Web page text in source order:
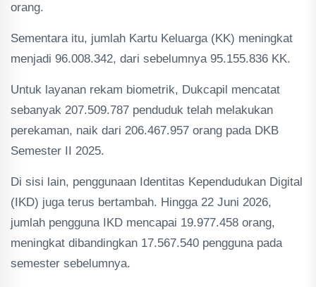
orang.
Sementara itu, jumlah Kartu Keluarga (KK) meningkat
menjadi 96.008.342, dari sebelumnya 95.155.836 KK.
Untuk layanan rekam biometrik, Dukcapil mencatat
sebanyak 207.509.787 penduduk telah melakukan
perekaman, naik dari 206.467.957 orang pada DKB
Semester II 2025.
Di sisi lain, penggunaan Identitas Kependudukan Digital
(IKD) juga terus bertambah. Hingga 22 Juni 2026,
jumlah pengguna IKD mencapai 19.977.458 orang,
meningkat dibandingkan 17.567.540 pengguna pada
semester sebelumnya.